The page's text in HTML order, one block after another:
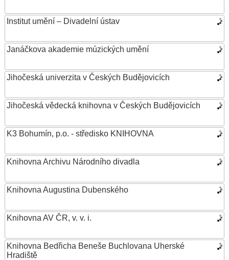
Institut umění – Divadelní ústav
Janáčkova akademie múzických umění
Jihočeská univerzita v Českých Budějovicích
Jihočeská vědecká knihovna v Českých Budějovicích
K3 Bohumín, p.o. - středisko KNIHOVNA
Knihovna Archivu Národního divadla
Knihovna Augustina Dubenského
Knihovna AV ČR, v. v. i.
Knihovna Bedřicha Beneše Buchlovana Uherské
Hradiště